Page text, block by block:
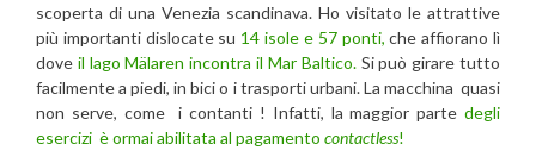
scoperta di una Venezia scandinava. Ho visitato le attrattive
più importanti dislocate su 14 isole e 57 ponti, che affiorano lì
dove il lago Mälaren incontra il Mar Baltico.Si può girare tutto
facilmente a piedi, in bici o i trasporti urbani. La macchina quasi
non serve, come i contanti ! Infatti, la maggior parte degli
esercizi è ormai abilitata al pagamento contactless!